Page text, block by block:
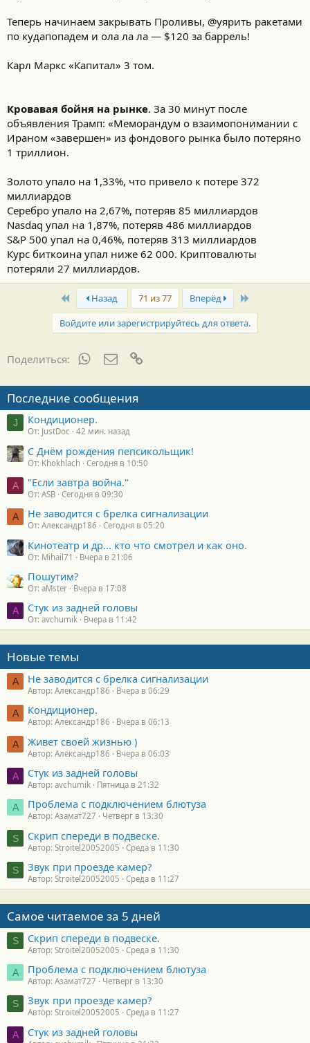
Теперь начинаем закрывать Проливы, @уярить ракетами
по кудапопадем и ола ла ла — $120 за баррель!
Карл Маркс «Капитал» 3 том.
Кровавая бойня на рынке. За 30 минут после
объявления Трамп: «Меморандум о взаимопонимании с
Ираном «завершен» из фондового рынка было потеряно
1 триллион.
Золото упало на 1,33%, что привело к потере 372
миллиардов
Серебро упало на 2,67%, потеряв 85 миллиардов
Nasdaq упал на 1,87%, потеряв 486 миллиардов
S&P 500 упал на 0,46%, потеряв 313 миллиардов
Курс биткоина упал ниже 62 000. Криптовалюты
потеряли 27 миллиардов.
First Назад 71 из 77 Вперёд
Войдите или зарегистрируйтесь для ответа.
Поделиться: WhatsAppЭлектронная почта
Последние сообщения
J Кондиционер.
От: JustDoc 42 мин. назад
С Днём рождения пепсикольщик!
От: Khokhlach Сегодня в 10:50
A "Если завтра война."
От: ASB Сегодня в 09:30
А Не заводится с брелка сигнализации
От: Александр186 Сегодня в 05:20
Кинотеатр и др... кто что смотрел и как оно.
От: Mihail71 Вчера в 21:06
Пошутим?
От: aMster Вчера в 17:08
A Стук из задней головы
От: avchumik Вчера в 11:42
Новые темы
А Не заводится с брелка сигнализации
Автор: Александр186 Вчера в 06:29
А Кондиционер.
Автор: Александр186 Вчера в 06:13
А Живет своей жизнью )
Автор: Александр186 Вчера в 06:03
A Стук из задней головы
Автор: avchumik Пятница в 21:32
А Проблема с подключением блютуза
Автор: Азамат727 Четверг в 13:30
S Скрип спереди в подвеске.
Автор: Stroitel20052005 Среда в 11:30
S Звук при проезде камер?
Автор: Stroitel20052005 Среда в 11:27
Самое читаемое за 5 дней
S Скрип спереди в подвеске.
Автор: Stroitel20052005 Среда в 11:30
А Проблема с подключением блютуза
Автор: Азамат727 Четверг в 13:30
S Звук при проезде камер?
Автор: Stroitel20052005 Среда в 11:27
A Стук из задней головы